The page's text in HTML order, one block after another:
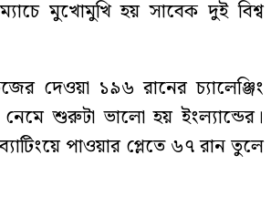
মুখোমুখি হয় সাবেক দুই বিশ্ব
দেওয়া ১৯৬ রানের চ্যালেঞ্জিং
শুরুটা ভালো হয় ইংল্যান্ডের।
পাওয়ার প্লেতে ৬৭ রান তুলে